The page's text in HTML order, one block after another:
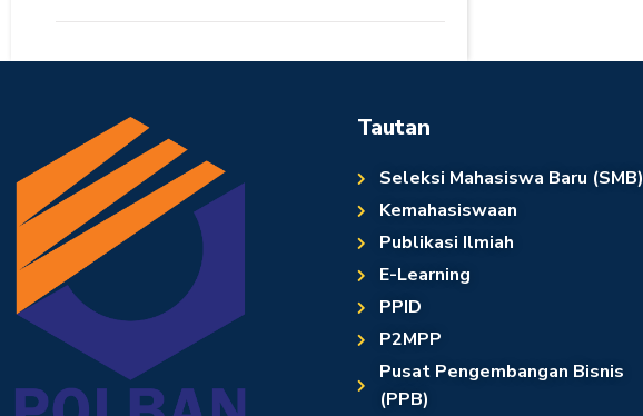
Tautan
Seleksi Mahasiswa Baru (SMB)
Kemahasiswaan
Publikasi Ilmiah
E-Learning
PPID
P2MPP
Pusat Pengembangan Bisnis
(PPB)